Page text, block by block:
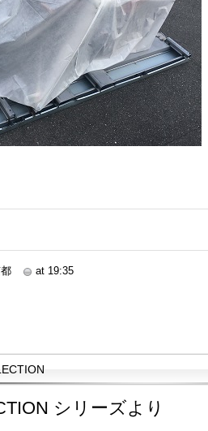
at 19:35
シリーズより